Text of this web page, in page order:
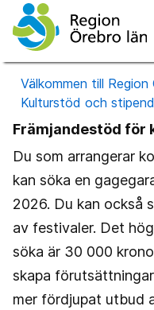
Välkommen till Region
Kulturstöd och
Främjandestöd för
Du som arrangerar
kan söka en
2026. Du kan också
av festivaler. Det
söka är 30 000
skapa
mer fördjupat utbud